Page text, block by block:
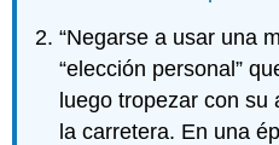
“Negarse a usar una
“elección personal”
luego tropezar con su
la carretera. En una